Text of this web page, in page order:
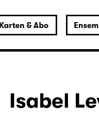
Karten & Abo
Isabel